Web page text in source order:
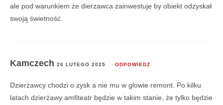
ale pod warunkiem że dierzawca zainwestuje by obiekt odzyskał
swoją świetność.
Kamczech 26 LUTEGO 2025 ODPOWIEDZ
Dzierżawcy chodzi o zysk a nie mu w glowie remont. Po kilku
latach dzierżawy amfiteatr będzie w takim stanie, że tylko będzie